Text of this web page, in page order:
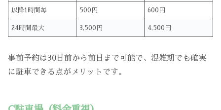
以降1時間毎 500円 600円
24時間最大 3,500円 4,500円
事前予約は30日前から前日まで可能で、混雑期でも確実
に駐車できる点がメリットです。